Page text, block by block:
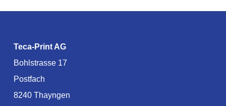
Teca-Print AG
Bohlstrasse 17
Postfach
8240 Thayngen